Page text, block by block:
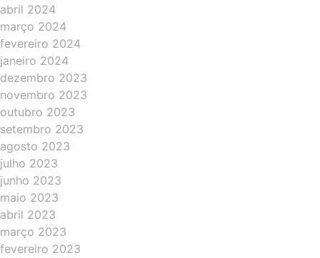
abril 2024
março 2024
fevereiro 2024
janeiro 2024
dezembro 2023
novembro 2023
outubro 2023
setembro 2023
agosto 2023
julho 2023
junho 2023
maio 2023
abril 2023
março 2023
fevereiro 2023